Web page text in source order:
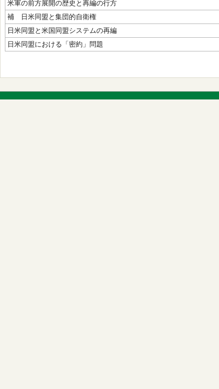
米軍の前方展開の歴史と再編の行方
補 日米同盟と集団的自衛権
日米同盟と米国同盟システムの再編
日米同盟における「密約」問題